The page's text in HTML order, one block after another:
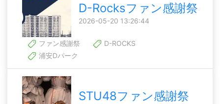
D-Rocksファン感謝祭
2026-05-20 13:26:44
ファン感謝祭
D-ROCKS
浦安Dパーク
STU48ファン感謝祭